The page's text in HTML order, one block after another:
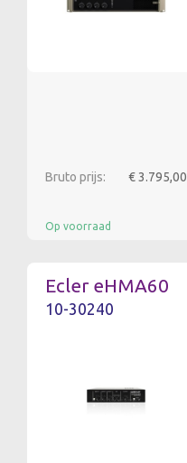
Bruto prijs: € 3.795,00
Op voorraad
Ecler eHMA60
10-30240